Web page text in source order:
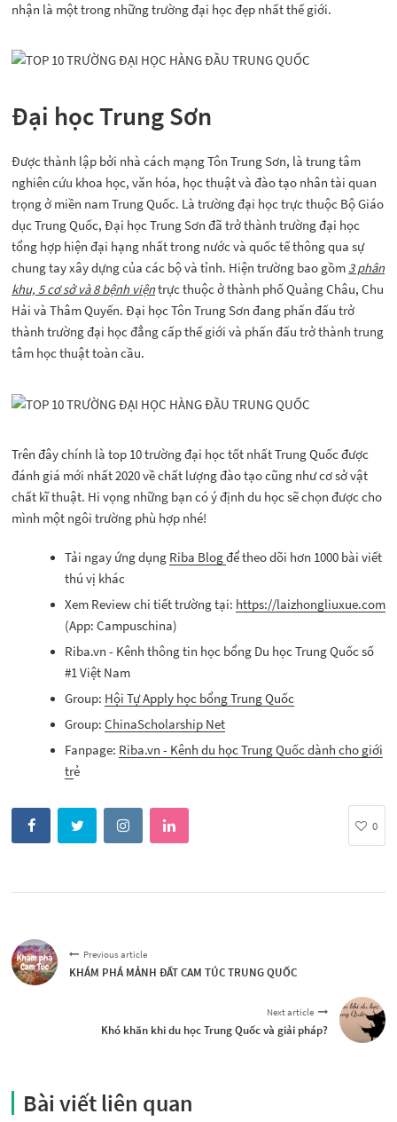
nhận là một trong những trường đại học đẹp nhất thế giới.
Đại học Trung Sơn
Được thành lập bởi nhà cách mạng Tôn Trung Sơn, là trung tâm
nghiên cứu khoa học, văn hóa, học thuật và đào tạo nhân tài quan
trọng ở miền nam Trung Quốc. Là trường đại học trực thuộc Bộ Giáo
dục Trung Quốc, Đại học Trung Sơn đã trở thành trường đại học
tổng hợp hiện đại hạng nhất trong nước và quốc tế thông qua sự
chung tay xây dựng của các bộ và tỉnh. Hiện trường bao gồm 3 phân
khu, 5 cơ sở và 8 bệnh việntrực thuộc ở thành phố Quảng Châu, Chu
Hải và Thâm Quyến. Đại học Tôn Trung Sơn đang phấn đấu trở
thành trường đại học đẳng cấp thế giới và phấn đấu trở thành trung
tâm học thuật toàn cầu.
Trên đây chính là top 10 trường đại học tốt nhất Trung Quốc được
đánh giá mới nhất 2020 về chất lượng đào tạo cũng như cơ sở vật
chất kĩ thuật. Hi vọng những bạn có ý định du học sẽ chọn được cho
mình một ngôi trường phù hợp nhé!
Tải ngay ứng dụng Riba Blogđể theo dõi hơn 1000 bài viết
thú vị khác
Xem Review chi tiết trường tại: https://laizhongliuxue.com
(App: Campuschina)
Riba.vn - Kênh thông tin học bổng Du học Trung Quốc số
#1 Việt Nam
Group: Hội Tự Apply học bổng Trung Quốc
Group: ChinaScholarship Net
Fanpage: Riba.vn - Kênh du học Trung Quốc dành cho giới
trẻ
0
Previous article
KHÁM PHÁ MẢNH ĐẤT CAM TÚC TRUNG QUỐC
Next article
Khó khăn khi du học Trung Quốc và giải pháp?
Bài viết liên quan